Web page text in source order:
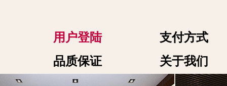
用户登陆
支付方式
品质保证
关于我们